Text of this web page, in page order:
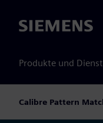
Siemens
Produkte und
Calibre Pattern